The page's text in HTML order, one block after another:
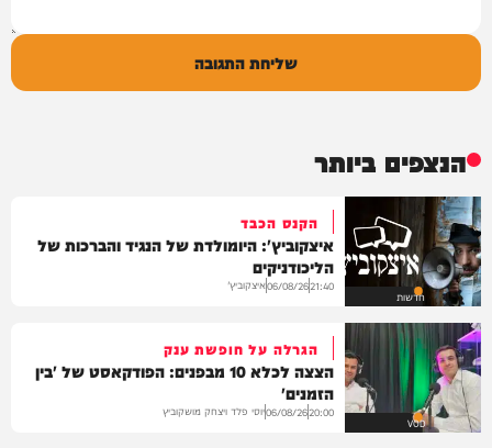
שליחת התגובה
הנצפים ביותר
חדשות
הקנס הכבד
איצקוביץ': היומולדת של הנגיד והברכות של
הליכודניקים
21:40
06/08/26איצקוביץ'
VOD
הגרלה על חופשת ענק
הצצה לכלא 10 מבפנים: הפודקאסט של 'בין
הזמנים'
20:00
06/08/26יוסי פלד ויצחק מושקוביץ